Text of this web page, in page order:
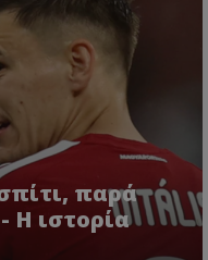
παρά
Η ιστορία